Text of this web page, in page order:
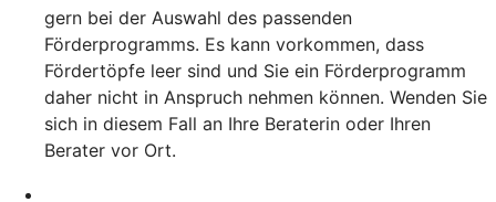
gern bei der Auswahl des passenden
Förderprogramms. Es kann vorkommen, dass
Fördertöpfe leer sind und Sie ein Förderprogramm
daher nicht in Anspruch nehmen können. Wenden Sie
sich in diesem Fall an Ihre Beraterin oder Ihren
Berater vor Ort.